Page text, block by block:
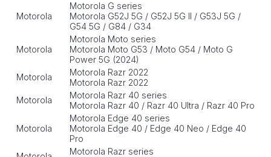
Motorola
Motorola G series
Motorola G52J 5G / G52J 5G II / G53J 5G /
G54 5G / G84 / G34
Motorola
Motorola Moto series
Motorola Moto G53 / Moto G54 / Moto G
Power 5G (2024)
Motorola
Motorola Razr 2022
Motorola Razr 2022
Motorola
Motorola Razr 40 series
Motorola Razr 40 / Razr 40 Ultra / Razr 40 Pro
Motorola
Motorola Edge 40 series
Motorola Edge 40 / Edge 40 Neo / Edge 40
Pro
Motorola Razr series